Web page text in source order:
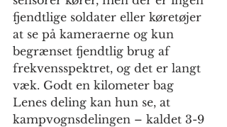
fjendtlige soldater eller køretøjer
at se på kameraerne og kun
begrænset fjendtlig brug af
frekvensspektret, og det er langt
væk. Godt en kilometer bag
Lenes deling kan hun se, at
kampvognsdelingen – kaldet 3-9